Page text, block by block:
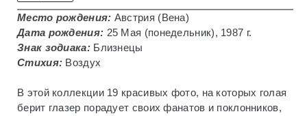
Место рождения: Австрия (Вена)
Дата рождения: 25 Мая (понедельник), 1987 г.
Знак зодиака:Близнецы
Стихия: Воздух
В этой коллекции 19 красивых фото, на которых голая
берит глазер порадует своих фанатов и поклонников,